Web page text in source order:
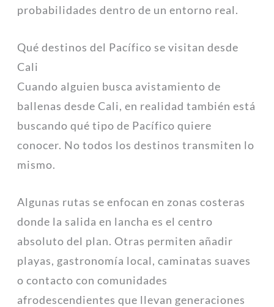
probabilidades dentro de un entorno real.
Qué destinos del Pacífico se visitan desde
Cali
Cuando alguien busca avistamiento de
ballenas desde Cali, en realidad también está
buscando qué tipo de Pacífico quiere
conocer. No todos los destinos transmiten lo
mismo.
Algunas rutas se enfocan en zonas costeras
donde la salida en lancha es el centro
absoluto del plan. Otras permiten añadir
playas, gastronomía local, caminatas suaves
o contacto con comunidades
afrodescendientes que llevan generaciones